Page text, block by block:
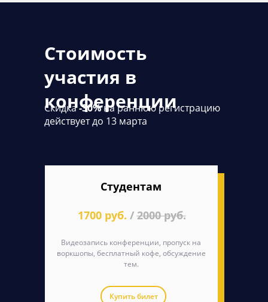
Стоимость
участия в
конференции
Скидка-30%на раннюю регистрацию
действует до 13 марта
Студентам
Видеозапись конференции, пропуск на
воркшопы, бесплатный кофе, обсуждение
тем.
1700 руб. /2000 руб.
Купить билет